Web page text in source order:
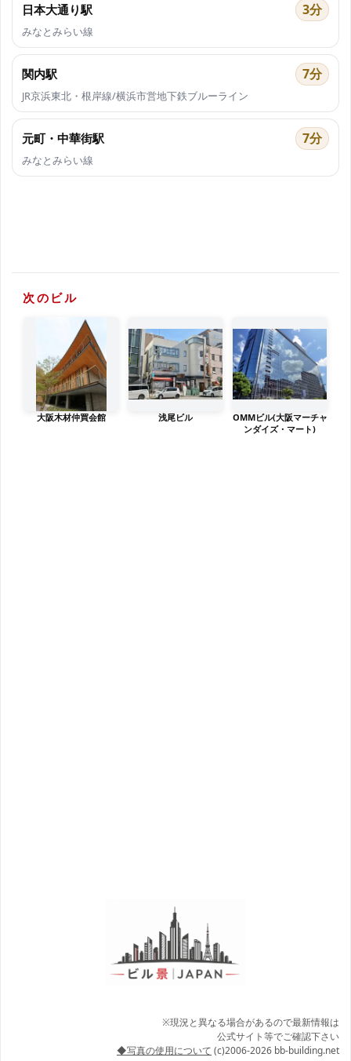
日本大通り駅 3分
みなとみらい線
関内駅 7分
JR京浜東北・根岸線/横浜市営地下鉄ブルーライン
元町・中華街駅 7分
みなとみらい線
次のビル
大阪木材仲買会館 浅尾ビル
OMMビル(大阪マーチャ
ンダイズ・マート)
※現況と異なる場合があるので最新情報は
公式サイト等でご確認下さい
◆写真の使用について (c)2006-2026 bb-building.net